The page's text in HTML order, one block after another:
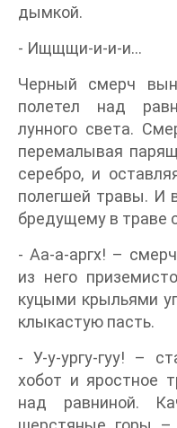
дымкой.
- Ищщщи-и-и-и…
Черный смерч
полетел над
лунного света.
перемалывая
серебро, и
полегшей травы. И
бредущему в траве
- Аа-а-аргх! –
из него
куцыми крыльями
клыкастую пасть.
- У-у-ургу-гуу! –
хобот и яростное
над равниной.